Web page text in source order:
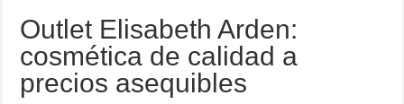
Outlet Elisabeth Arden:
cosmética de calidad a
precios asequibles